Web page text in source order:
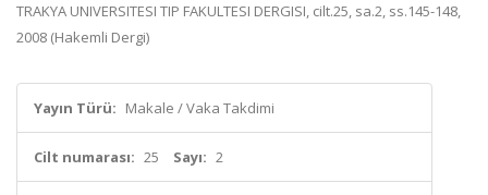
TRAKYA UNIVERSITESI TIP FAKULTESI DERGISI, cilt.25, sa.2, ss.145-148,
2008 (Hakemli Dergi)
Yayın Türü: Makale / Vaka Takdimi
Cilt numarası: 25 Sayı: 2